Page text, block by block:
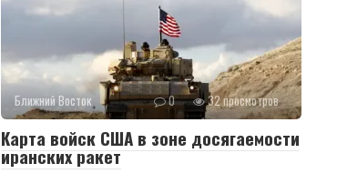
Ближний Восток 0 32 просмотров
Карта войск США в зоне досягаемости
иранских ракет